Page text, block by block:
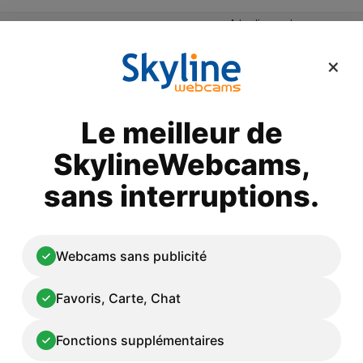
Advertisement
par catégorie Installez votre webcam
webcam en direct
×
Le meilleur de
SkylineWebcams,
sans interruptions.
Webcams sans publicité
Favoris, Carte, Chat
Fonctions supplémentaires